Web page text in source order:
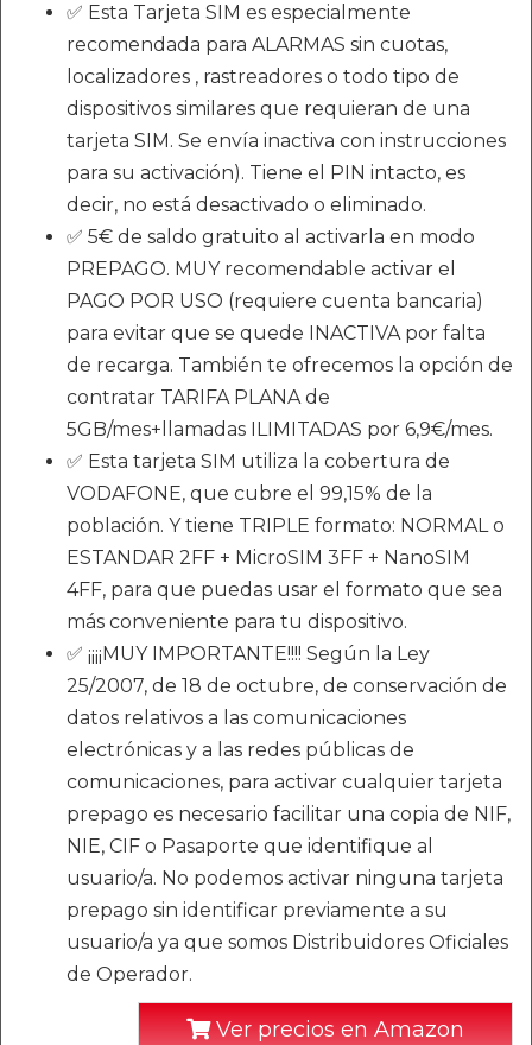
✅ Esta Tarjeta SIM es especialmente
recomendada para ALARMAS sin cuotas,
localizadores , rastreadores o todo tipo de
dispositivos similares que requieran de una
tarjeta SIM. Se envía inactiva con instrucciones
para su activación). Tiene el PIN intacto, es
decir, no está desactivado o eliminado.
✅ 5€ de saldo gratuito al activarla en modo
PREPAGO. MUY recomendable activar el
PAGO POR USO (requiere cuenta bancaria)
para evitar que se quede INACTIVA por falta
de recarga. También te ofrecemos la opción de
contratar TARIFA PLANA de
5GB/mes+llamadas ILIMITADAS por 6,9€/mes.
✅ Esta tarjeta SIM utiliza la cobertura de
VODAFONE, que cubre el 99,15% de la
población. Y tiene TRIPLE formato: NORMAL o
ESTANDAR 2FF + MicroSIM 3FF + NanoSIM
4FF, para que puedas usar el formato que sea
más conveniente para tu dispositivo.
✅ ¡¡¡¡MUY IMPORTANTE!!!! Según la Ley
25/2007, de 18 de octubre, de conservación de
datos relativos a las comunicaciones
electrónicas y a las redes públicas de
comunicaciones, para activar cualquier tarjeta
prepago es necesario facilitar una copia de NIF,
NIE, CIF o Pasaporte que identifique al
usuario/a. No podemos activar ninguna tarjeta
prepago sin identificar previamente a su
usuario/a ya que somos Distribuidores Oficiales
de Operador.
Ver precios en Amazon